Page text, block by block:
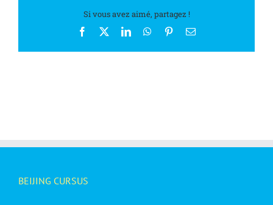
Si vous avez aimé, partagez !
Facebook LinkedInWhatsApp
PinterestEmail
BEIJING CURSUS